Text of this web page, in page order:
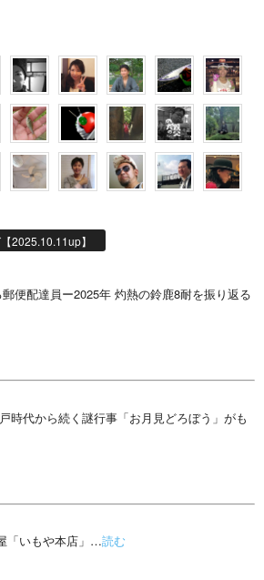
2025.10.11up】
便配達員ー2025年 灼熱の鈴鹿8耐を振り返る
時代から続く謎行事「お月見どろぼう」がも
「いもや本店」…読む